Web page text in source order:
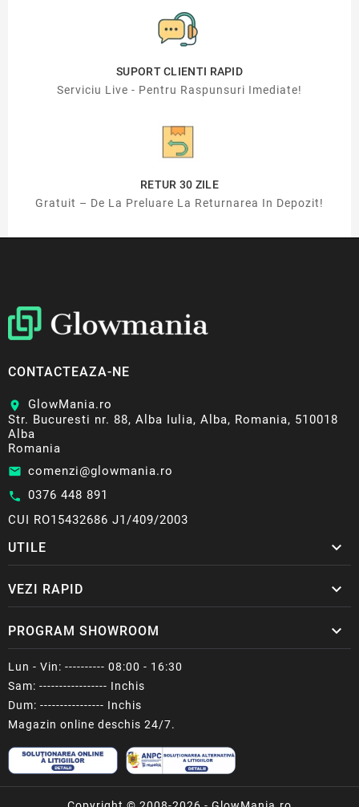
SUPORT CLIENTI RAPID
Serviciu Live - Pentru Raspunsuri Imediate!
RETUR 30 ZILE
Gratuit – De La Preluare La Returnarea In Depozit!
CONTACTEAZA-NE
location_on
GlowMania.ro
Str. Bucuresti nr. 88, Alba Iulia, Alba, Romania, 510018
Alba
Romania
email comenzi@glowmania.ro
call 0376 448 891
CUI RO15432686 J1/409/2003
UTILE 
VEZI RAPID 
PROGRAM SHOWROOM 
Lun - Vin: ---------- 08:00 - 16:30
Sam: ----------------- Inchis
Dum: ---------------- Inchis
Magazin online deschis 24/7.